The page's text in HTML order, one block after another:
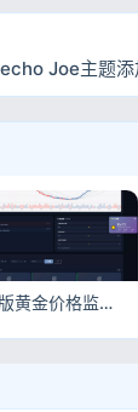
Joe主题添
新版黄金价格监控源码_K线图+舆情+AI智能客服_实时金价监测系统源码